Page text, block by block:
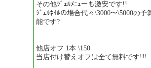
その他ｼﾞｪﾙﾒﾆｭーも激安です!!
ｼﾞｪﾙﾈｲﾙの場合代々\3000〜\5000の予
能です?
他店オフ 1本 \150
当店付け替えオフは全て無料です!!!